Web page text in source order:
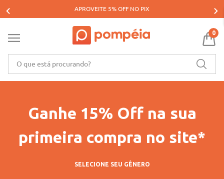
APROVEITE 5% OFF NO PIX
0
Ganhe 15% Off na sua
primeira compra no site*
SELECIONE SEU GÊNERO